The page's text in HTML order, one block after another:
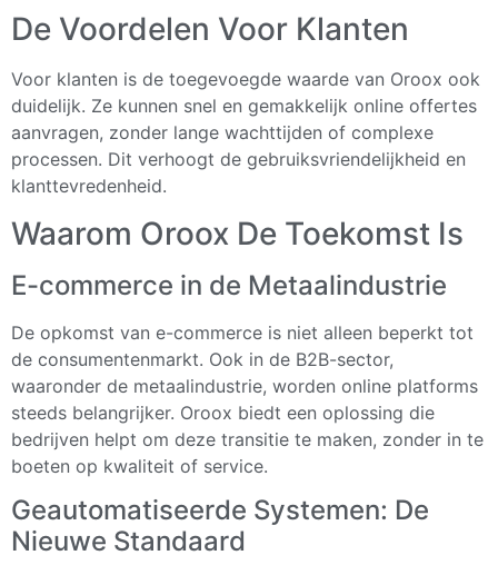
De Voordelen Voor Klanten
Voor klanten is de toegevoegde waarde van Oroox ook
duidelijk. Ze kunnen snel en gemakkelijk online offertes
aanvragen, zonder lange wachttijden of complexe
processen. Dit verhoogt de gebruiksvriendelijkheid en
klanttevredenheid.
Waarom Oroox De Toekomst Is
E-commerce in de Metaalindustrie
De opkomst van e-commerce is niet alleen beperkt tot
de consumentenmarkt. Ook in de B2B-sector,
waaronder de metaalindustrie, worden online platforms
steeds belangrijker. Oroox biedt een oplossing die
bedrijven helpt om deze transitie te maken, zonder in te
boeten op kwaliteit of service.
Geautomatiseerde Systemen: De
Nieuwe Standaard